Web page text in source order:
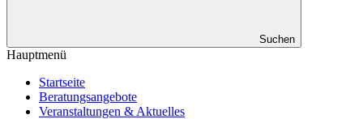
Suchen
Hauptmenü
Startseite
Beratungsangebote
Veranstaltungen & Aktuelles